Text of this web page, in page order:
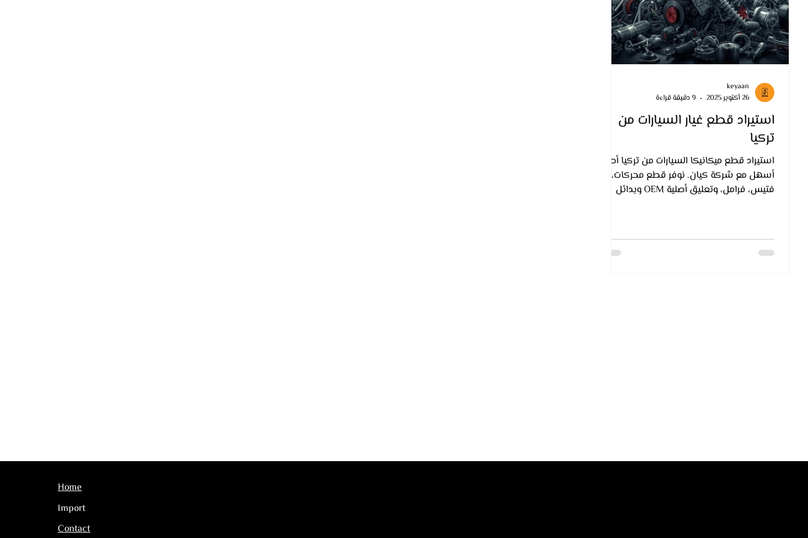
استيراد قطع غيار السيارات من
تركيا
استيراد قطع ميكانيكا السيارات من تركيا أصبح
أسهل مع شركة كيان. نوفر قطع محركات،
فتيس، فرامل، وتعليق أصلية OEM وبدائل
keyaan
26 أكتوبر 2025
9 دقيقة قراءة
Home
Import
Contact